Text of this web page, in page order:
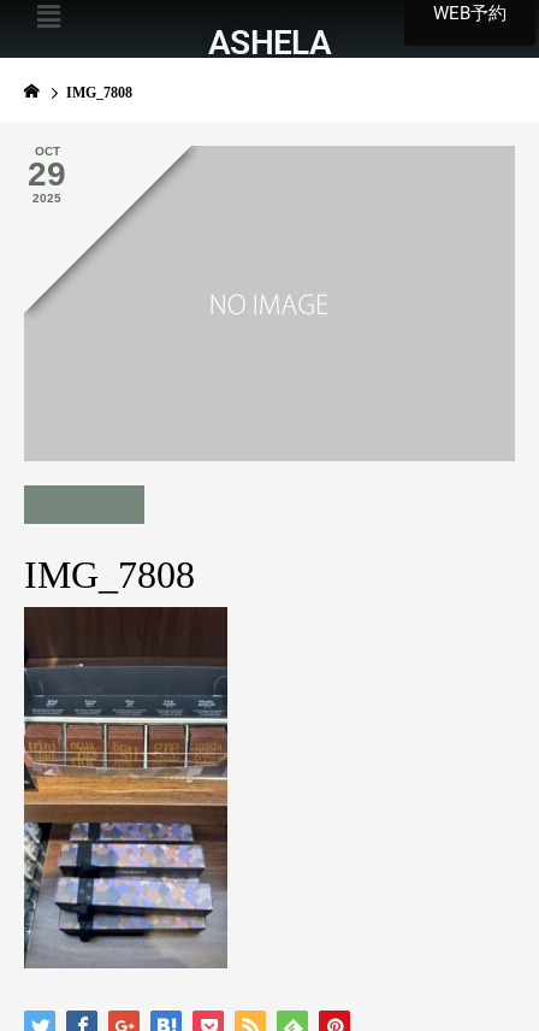
WEB予約
ASHELA
IMG_7808
OCT
29
2025
IMG_7808